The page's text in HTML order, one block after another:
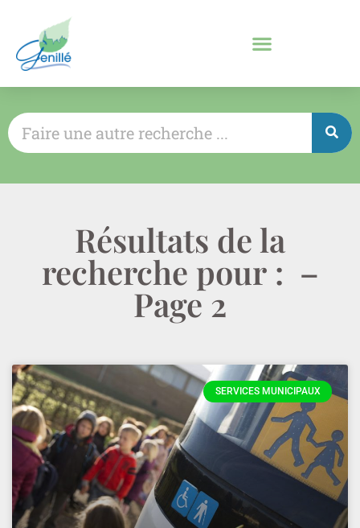
Résultats de la
recherche pour : –
Page 2
SERVICES MUNICIPAUX